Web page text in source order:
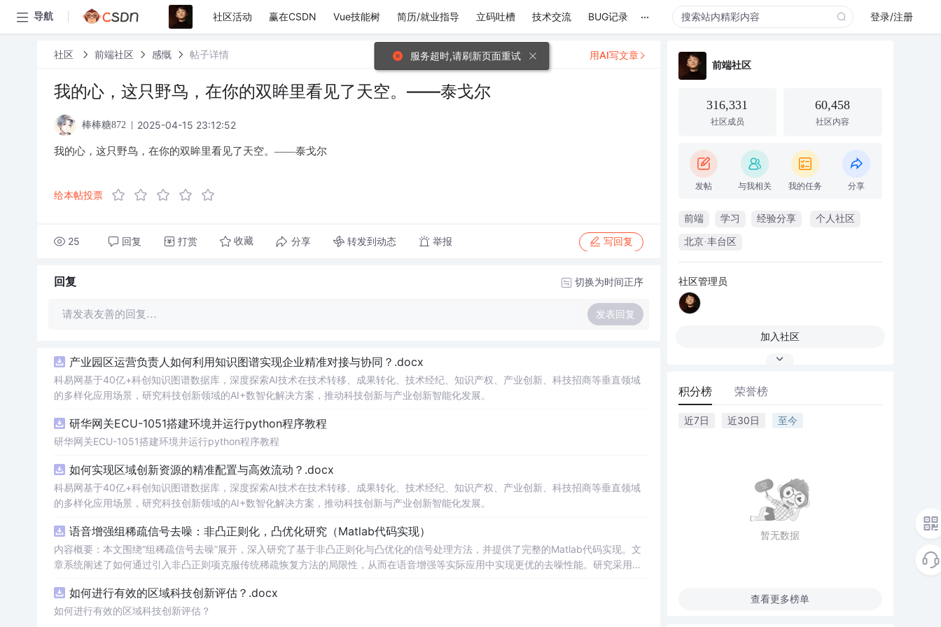
导航 社区活动 赢在CSDN Vue技能树 简历/就业指导 立码吐槽 技术交流 BUG记录 ... 登录/注册
社区 前端社区 感慨 帖子详情
我的心，这只野鸟，在你的双眸里看见了天空。——泰戈尔
棒棒糖872 2025-04-15 23:12:52
我的心，这只野鸟，在你的双眸里看见了天空。——泰戈尔
给本帖投票
25 回复 打赏 收藏 分享 转发到动态 举报 写回复
用AI写文章
回复 切换为时间正序
请发表友善的回复… 发表回复
产业园区运营负责人如何利用知识图谱实现企业精准对接与协同？.docx
科易网基于40亿+科创知识图谱数据库，深度探索AI技术在技术转移、成果转化、技术经纪、知识产权、产业创新、科技招商等垂直领域
的多样化应用场景，研究科技创新领域的AI+数智化解决方案，推动科技创新与产业创新智能化发展。
研华网关ECU-1051搭建环境并运行python程序教程
研华网关ECU-1051搭建环境并运行python程序教程
如何实现区域创新资源的精准配置与高效流动？.docx
科易网基于40亿+科创知识图谱数据库，深度探索AI技术在技术转移、成果转化、技术经纪、知识产权、产业创新、科技招商等垂直领域
的多样化应用场景，研究科技创新领域的AI+数智化解决方案，推动科技创新与产业创新智能化发展。
语音增强组稀疏信号去噪：非凸正则化，凸优化研究（Matlab代码实现）
内容概要：本文围绕“组稀疏信号去噪”展开，深入研究了基于非凸正则化与凸优化的信号处理方法，并提供了完整的Matlab代码实现。文
章系统阐述了如何通过引入非凸正则项克服传统稀疏恢复方法的局限性，从而在语音增强等实际应用中实现更优的去噪性能。研究采用组
化为可通过凸优化技术求解的形式，并设计了高效的求解算法。通过全面的仿真实验，验证了该方法在提升信噪比和改善语音主观质量方
面的显著优势，尤其在强噪声环境下表现出更强的鲁棒性。; 适合人群：具备一定信号处理理论基础和Matlab编程能力的研究生、科研人
如何进行有效的区域科技创新评估？.docx
如何进行有效的区域科技创新评估？
前端社区
316,331
社区成员
60,458
社区内容
发帖 与我相关 我的任务 分享
前端 学习 经验分享 个人社区
北京·丰台区
社区管理员
加入社区
积分榜 荣誉榜
近7日 近30日 至今
暂无数据
查看更多榜单
服务超时,请刷新页面重试